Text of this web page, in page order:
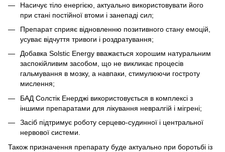
Насичує тіло енергією, актуально використовувати його
при стані постійної втоми і занепаді сил;
Препарат сприяє відновленню позитивного стану емоцій,
усуває відчуття тривоги і роздратування;
Добавка Solstic Energy вважається хорошим натуральним
заспокійливим засобом, що не викликає процесів
гальмування в мозку, а навпаки, стимулюючи гостроту
мислення;
БАД Солстік Енерджі використовується в комплексі з
іншими препаратами для лікування невралгій і мігрені;
Засіб підтримує роботу серцево-судинної і центральної
нервової системи.
Також призначення препарату буде актуально при боротьбі із